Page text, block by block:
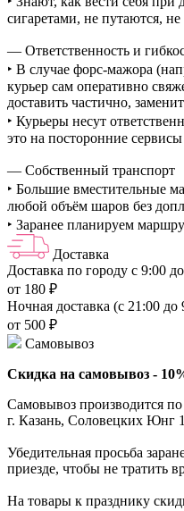
сигаретами, не путаются, не
— Ответственность и
‣ В случае форс-мажора
курьер сам оперативно
доставить частично,
‣ Курьеры несут
это на посторонние сервисы
— Собственный транспорт
‣ Большие вместительные
любой объём шаров без
‣ Заранее планируем
Доставка
Доставка по городу с 9:00
от 180 ₽
Ночная доставка (с 21:00 до
от 500 ₽
Самовывоз
Скидка на самовывоз -
Самовывоз производится по
г. Казань, Соловецких Юнг
Убедительная просьба
приезде, чтобы не тратить
На товары к празднику